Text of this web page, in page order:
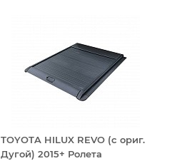
TOYOTA HILUX REVO (с ориг.
Дугой) 2015+ Ролета